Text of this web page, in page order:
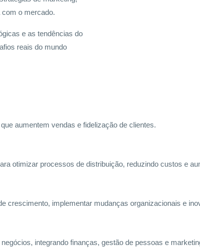
o mercado.
e as tendências do
reais do mundo
aumentem vendas e fidelização de clientes.
otimizar processos de distribuição, reduzindo custos e
crescimento, implementar mudanças organizacionais e
integrando finanças, gestão de pessoas e